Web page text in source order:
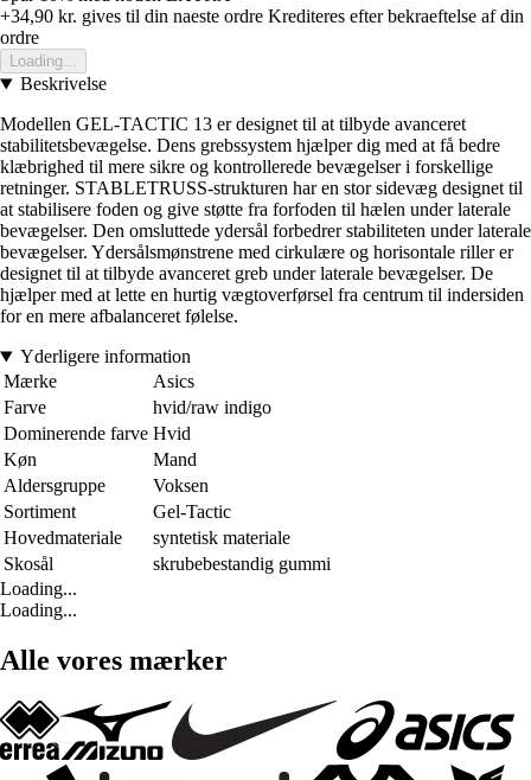
+34,90 kr. gives til din naeste ordre Krediteres efter bekraeftelse af din
ordre
Loading...
Beskrivelse
Modellen GEL-TACTIC 13 er designet til at tilbyde avanceret
stabilitetsbevægelse. Dens grebssystem hjælper dig med at få bedre
klæbrighed til mere sikre og kontrollerede bevægelser i forskellige
retninger. STABLETRUSS-strukturen har en stor sidevæg designet til
at stabilisere foden og give støtte fra forfoden til hælen under laterale
bevægelser. Den omsluttede ydersål forbedrer stabiliteten under laterale
bevægelser. Ydersålsmønstrene med cirkulære og horisontale riller er
designet til at tilbyde avanceret greb under laterale bevægelser. De
hjælper med at lette en hurtig vægtoverførsel fra centrum til indersiden
for en mere afbalanceret følelse.
Yderligere information
Mærke
Asics
Farve
hvid/raw indigo
Dominerende farve Hvid
Køn
Mand
Aldersgruppe
Voksen
Sortiment
Gel-Tactic
Hovedmateriale
syntetisk materiale
Skosål
skrubebestandig gummi
Loading...
Loading...
Alle vores mærker